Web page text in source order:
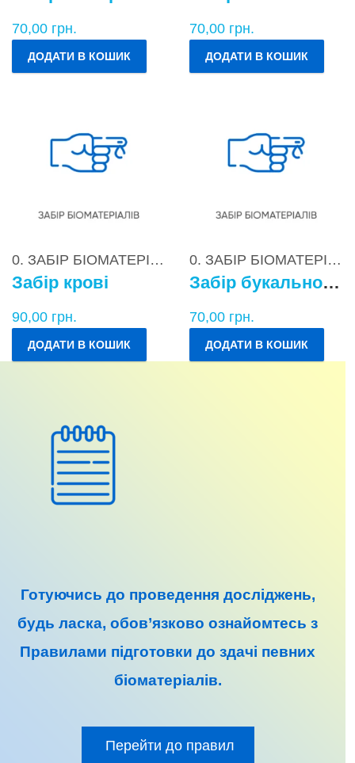
70,00 грн.
ДОДАТИ В КОШИК
70,00 грн.
ДОДАТИ В КОШИК
0. ЗАБІР БІОМАТЕРІАЛІВ
Забір крові
90,00 грн.
ДОДАТИ В КОШИК
0. ЗАБІР БІОМАТЕРІАЛІВ
Забір букального епітелію
70,00 грн.
ДОДАТИ В КОШИК
Готуючись до проведення досліджень,
будь ласка, обов’язково ознайомтесь з
Правилами підготовки до здачі певних
біоматеріалів.
Перейти до правил